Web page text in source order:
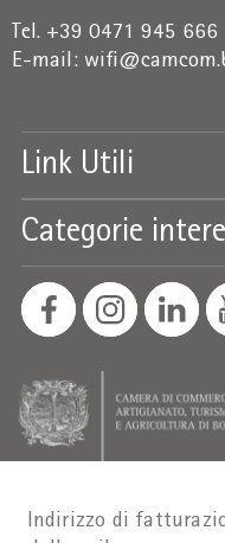
Tel. +39 0471 945 666
E-mail:
Link Utili
Categorie
Indirizzo di